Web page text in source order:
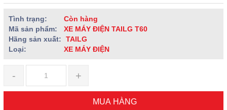
Tình trạng:
Còn hàng
Mã sản phẩm:
XE MÁY ĐIỆN TAILG T60
Hãng sản xuất:
TAILG
Loại:
XE MÁY ĐIỆN
- +
MUA HÀNG